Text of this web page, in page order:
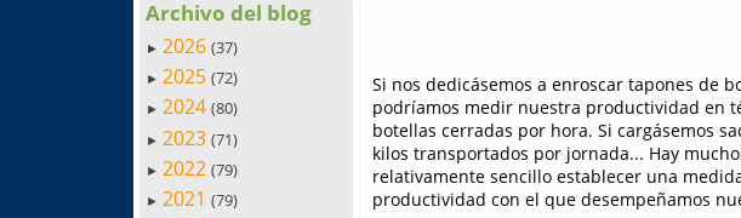
Archivo del blog
► 2026 (37)
► 2025 (72)
► 2024 (80)
► 2023 (71)
► 2022 (79)
► 2021 (79)
Si nos dedicásemos a enroscar tapones de
podríamos medir nuestra productividad en
botellas cerradas por hora. Si cargásemos
kilos transportados por jornada... Hay
relativamente sencillo establecer una
productividad con el que desempeñamos